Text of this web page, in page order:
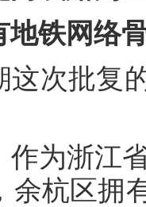
地铁网络
这次批复
作为浙江
余杭区拥